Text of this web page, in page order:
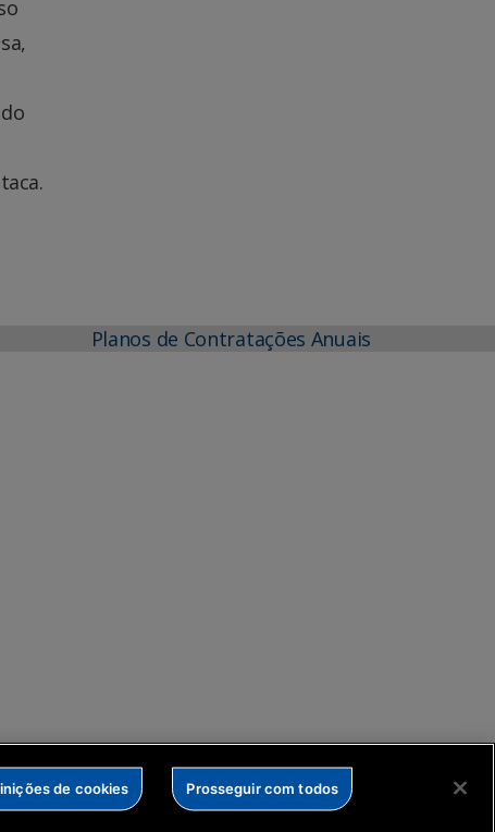
Planos de Contratações Anuais
de cookies Prosseguir com todos